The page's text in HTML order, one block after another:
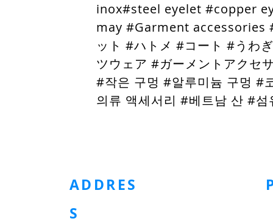
inox#steel eyelet #copper
may #Garment accessories
ット #ハトメ #コート #うわ
ツウェア #ガーメントアクセ
#작은 구멍 #알루미늄 구멍 #
의류 액세서리 #베트남 산 #섬
ADDRES
S